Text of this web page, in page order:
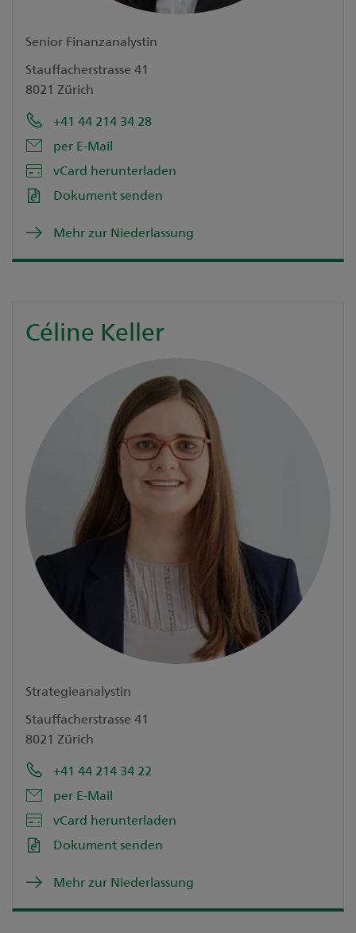
Senior Finanzanalystin
Stauffacherstrasse 41
8021 Zürich
+41 44 214 34 28
per E-Mail
vCard herunterladen
Dokument senden
Mehr zur Niederlassung
Céline Keller
Strategieanalystin
Stauffacherstrasse 41
8021 Zürich
+41 44 214 34 22
per E-Mail
vCard herunterladen
Dokument senden
Mehr zur Niederlassung